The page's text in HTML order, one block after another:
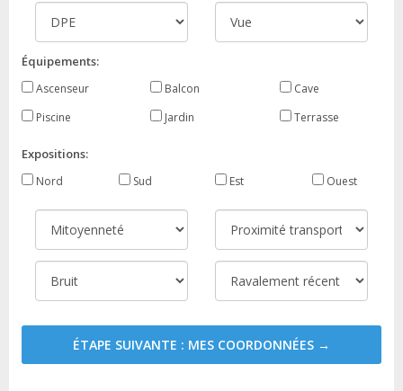
Équipements:
Ascenseur Balcon
Cave
Piscine
Jardin Terrasse
Expositions:
Nord Sud Est Ouest
ÉTAPE SUIVANTE : MES COORDONNÉES →